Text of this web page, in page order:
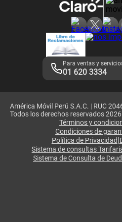
Adquirientes iPhone 6, 6S y SE
Mensaje de Seguridad
Términos y Condiciones de Tienda
Libro de Reclamaciones
Legales de marketplace
Para ventas y
01 620 3334
América Móvil Perú S.A.C. | RUC
Todos los derechos reservados 2026
Términos y
Condiciones de
Política de Privacidad|
Sistema de consultas
Sistema de Consulta de